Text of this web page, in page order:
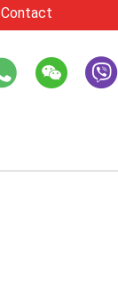
Contact